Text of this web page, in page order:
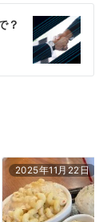
？
2025年11月22日